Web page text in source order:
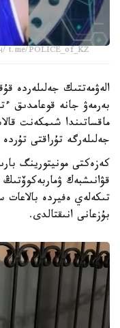
t.me/POLICE_of_KZ
الەۋمەتتىك جەلىلەردە
بەرمەۋ جانە قوعامدىق
ماقساتىندا شىمكەنت
جەلىلەرگە تۇراقتى
تىكەلەي ەفيردە
بۇزعانى انىقتالدى.